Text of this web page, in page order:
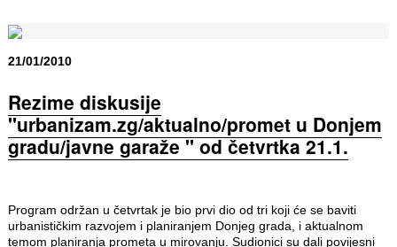
21/01/2010
Rezime diskusije
''urbanizam.zg/aktualno/promet u Donjem
gradu/javne garaže '' od četvrtka 21.1.
Program održan u četvrtak je bio prvi dio od tri koji će se baviti
urbanističkim razvojem i planiranjem Donjeg grada, i aktualnom
temom planiranja prometa u mirovanju. Sudionici su dali povijesni